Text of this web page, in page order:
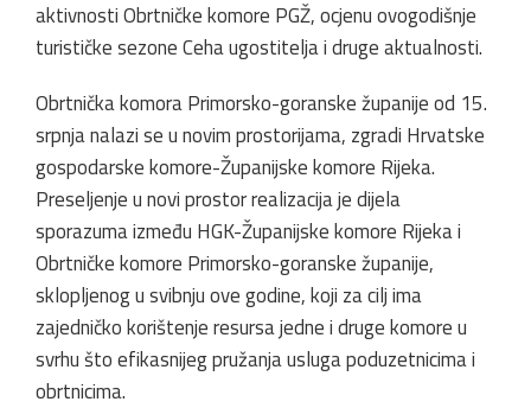
aktivnosti Obrtničke komore PGŽ, ocjenu ovogodišnje
turističke sezone Ceha ugostitelja i druge aktualnosti.
Obrtnička komora Primorsko-goranske županije od 15.
srpnja nalazi se u novim prostorijama, zgradi Hrvatske
gospodarske komore-Županijske komore Rijeka.
Preseljenje u novi prostor realizacija je dijela
sporazuma između HGK-Županijske komore Rijeka i
Obrtničke komore Primorsko-goranske županije,
sklopljenog u svibnju ove godine, koji za cilj ima
zajedničko korištenje resursa jedne i druge komore u
svrhu što efikasnijeg pružanja usluga poduzetnicima i
obrtnicima.